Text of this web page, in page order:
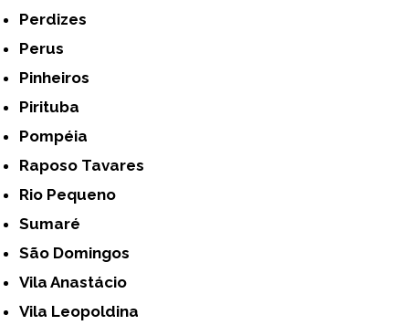
Perdizes
Perus
Pinheiros
Pirituba
Pompéia
Raposo Tavares
Rio Pequeno
Sumaré
São Domingos
Vila Anastácio
Vila Leopoldina